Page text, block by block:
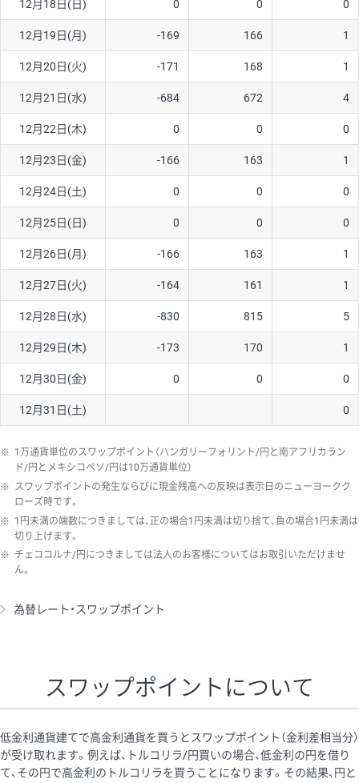
ソ/円は10万通貨単位。
12月18日(日) 0 0 0
12月19日(月) -169 166 1
12月20日(火) -171 168 1
12月21日(水) -684 672 4
12月22日(木) 0 0 0
12月23日(金) -166 163 1
12月24日(土) 0 0 0
12月25日(日) 0 0 0
12月26日(月) -166 163 1
12月27日(火) -164 161 1
12月28日(水) -830 815 5
12月29日(木) -173 170 1
12月30日(金) 0 0 0
12月31日(土) 0
※ 1万通貨単位のスワップポイント（ハンガリーフォリント/円と南アフリカラン
ド/円とメキシコペソ/円は10万通貨単位）
※ スワップポイントの発生ならびに現金残高への反映は表示日のニューヨークク
ローズ時です。
※ 1円未満の端数につきましては、正の場合1円未満は切り捨て、負の場合1円未満は
切り上げます。
※ チェココルナ/円につきましては法人のお客様についてはお取引いただけませ
ん。
為替レート・スワップポイント
スワップポイントについて
低金利通貨建てで高金利通貨を買うとスワップポイント（金利差相当分）
が受け取れます。例えば、トルコリラ/円買いの場合、低金利の円を借り
て、その円で高金利のトルコリラを買うことになります。その結果、円と